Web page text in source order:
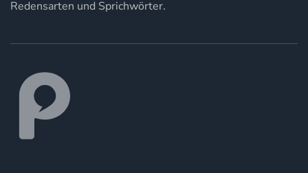
Redensarten und Sprichwörter.